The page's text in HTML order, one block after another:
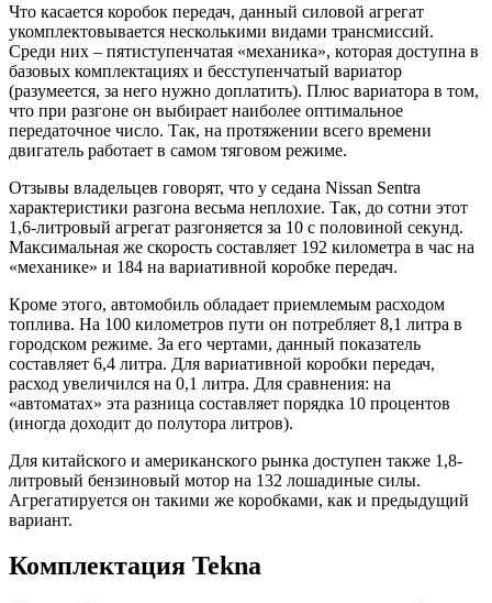
Что касается коробок передач, данный силовой агрегат
укомплектовывается несколькими видами трансмиссий.
Среди них – пятиступенчатая «механика», которая доступна в
базовых комплектациях и бесступенчатый вариатор
(разумеется, за него нужно доплатить). Плюс вариатора в том,
что при разгоне он выбирает наиболее оптимальное
передаточное число. Так, на протяжении всего времени
двигатель работает в самом тяговом режиме.
Отзывы владельцев говорят, что у седана Nissan Sentra
характеристики разгона весьма неплохие. Так, до сотни этот
1,6-литровый агрегат разгоняется за 10 с половиной секунд.
Максимальная же скорость составляет 192 километра в час на
«механике» и 184 на вариативной коробке передач.
Кроме этого, автомобиль обладает приемлемым расходом
топлива. На 100 километров пути он потребляет 8,1 литра в
городском режиме. За его чертами, данный показатель
составляет 6,4 литра. Для вариативной коробки передач,
расход увеличился на 0,1 литра. Для сравнения: на
«автоматах» эта разница составляет порядка 10 процентов
(иногда доходит до полутора литров).
Для китайского и американского рынка доступен также 1,8-
литровый бензиновый мотор на 132 лошадиные силы.
Агрегатируется он такими же коробками, как и предыдущий
вариант.
Комплектация Tekna